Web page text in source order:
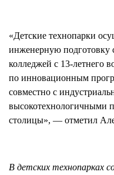
17:00
Пт.
«Детские технопарки
инженерную подготовку
колледжей с 13-летнего
по инновационным
совместно с
высокотехнологичными
столицы», — отметил
В детских технопарках